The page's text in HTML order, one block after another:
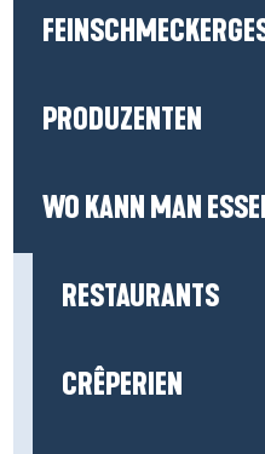
PRODUZENTEN
WO KANN MAN
RESTAURANTS
CRÊPERIEN
uns!